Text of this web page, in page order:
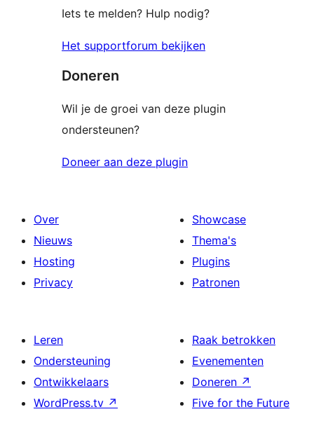
Iets te melden? Hulp nodig?
Het supportforum bekijken
Doneren
Wil je de groei van deze plugin
ondersteunen?
Doneer aan deze plugin
Over
Nieuws
Hosting
Privacy
Showcase
Thema's
Plugins
Patronen
Leren
Ondersteuning
Ontwikkelaars
WordPress.tv ↗
Raak betrokken
Evenementen
Doneren ↗
Five for the Future